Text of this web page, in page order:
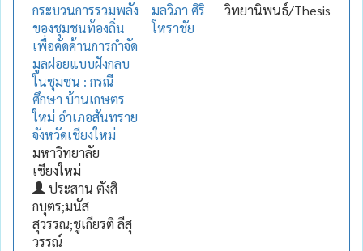
กระบวนการรวมพลัง
ของชุมชนท้องถิ่น
เพื่อคัดค้านการกำจัด
มูลฝอยแบบฝังกลบ
ในชุมชน : กรณี
ศึกษา บ้านเกษตร
ใหม่ อำเภอสันทราย
จังหวัดเชียงใหม่
มหาวิทยาลัย
เชียงใหม่
ประสาน ตังสิ
กบุตร;มนัส
สุวรรณ;ชูเกียรติ ลีสุ
วรรณ์
มลวิภา ศิริ
โหราชัย
วิทยานิพนธ์/Thesis